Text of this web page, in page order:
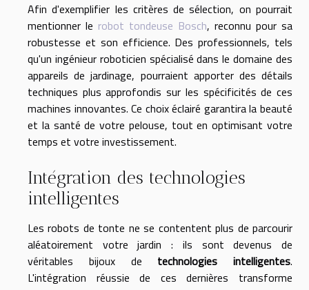
Afin d'exemplifier les critères de sélection, on pourrait
mentionner le robot tondeuse Bosch, reconnu pour sa
robustesse et son efficience. Des professionnels, tels
qu'un ingénieur roboticien spécialisé dans le domaine des
appareils de jardinage, pourraient apporter des détails
techniques plus approfondis sur les spécificités de ces
machines innovantes. Ce choix éclairé garantira la beauté
et la santé de votre pelouse, tout en optimisant votre
temps et votre investissement.
Intégration des technologies
intelligentes
Les robots de tonte ne se contentent plus de parcourir
aléatoirement votre jardin : ils sont devenus de
véritables bijoux de technologies intelligentes.
L'intégration réussie de ces dernières transforme